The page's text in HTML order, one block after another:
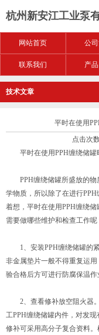
杭州新安江工业泵
网站首页 公
联系我们 产
技术文章
平时在使用
点击次
平时在使用PPH缠绕储罐
PPH缠绕储罐所盛放的物
学物质，所以除了在进行
着想，平时在使用PPH缠绕
需要做哪些维护和检查工作
1、安装PPH缠绕储罐的紧
非金属垫片一般不得重复运
验合格后方可进行防腐保温作
2、查看修补放空阻火器。
工PPH缠绕储罐内件，对发
修补可采用高分子复合资料